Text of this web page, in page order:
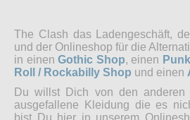
The Clash das Ladengeschäft,
und der Onlineshop für die
in einenGothic Shop, einen
Roll / Rockabilly Shop und einen
Du willst Dich von den anderen
ausgefallene Kleidung die es
bist Du hier in unserem